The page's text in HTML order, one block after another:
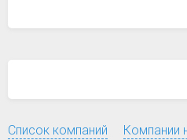
Список компаний Компании